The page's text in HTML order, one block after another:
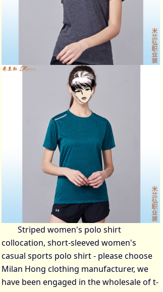
Striped women's polo shirt
collocation, short-sleeved women's
casual sports polo shirt - please choose
Milan Hong clothing manufacturer, we
have been engaged in the wholesale of t-